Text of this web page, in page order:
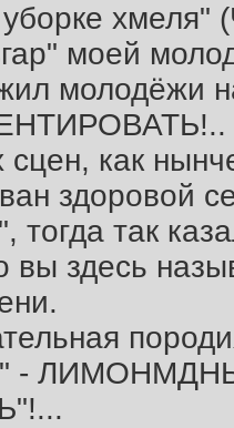
моей
молодёжи
сцен, как
здоровой
тогда так
вы здесь
-